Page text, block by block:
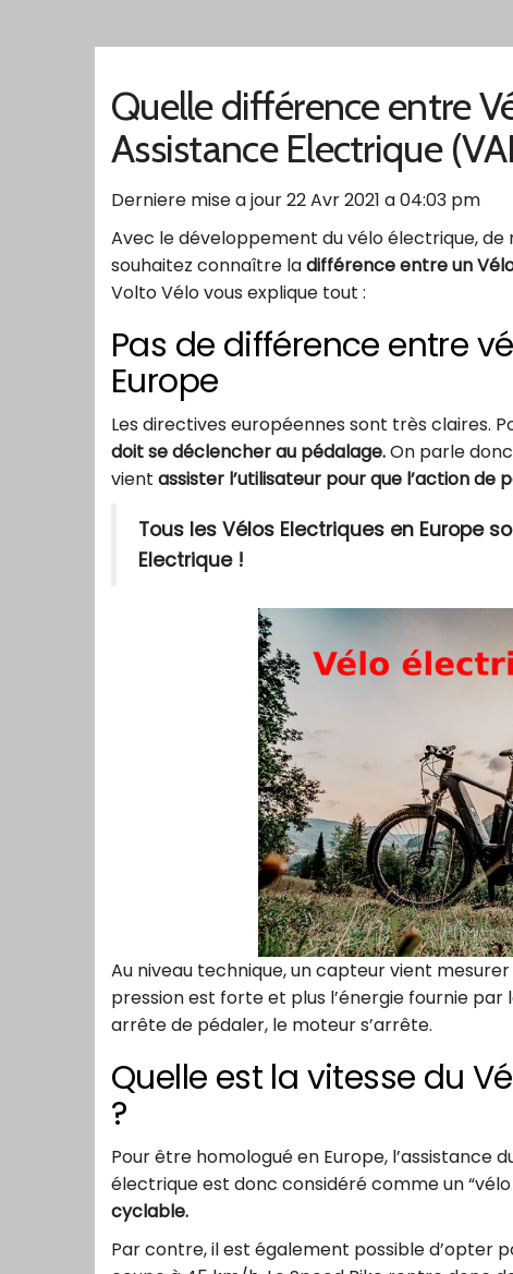
Quelle différence entre
Assistance Electrique
Derniere mise a jour 22 Avr 2021 a 04:03 pm
Avec le développement du vélo électrique,
souhaitez connaître ladifférence entre un
Volto Vélo vous explique tout :
Pas de différence entre
Europe
Les directives européennes sont très claires.
doit se déclencher au pédalage.On parle
vient assister l’utilisateur pour que l’action de
Tous les Vélos Electriques en Europe
Electrique !
Au niveau technique, un capteur vient
pression est forte et plus l’énergie fournie
arrête de pédaler, le moteur s’arrête.
Quelle est la vitesse du
?
Pour être homologué en Europe, l’assistance
électrique est donc considéré comme un
cyclable.
Par contre, il est également possible d’opter